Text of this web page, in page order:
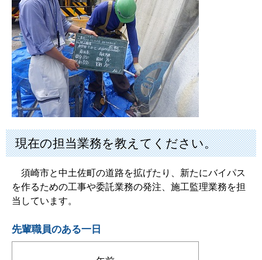
現在の担当業務を教えてください。
須崎市と中土佐町の道路を拡げたり、新たにバイパス
を作るための工事や委託業務の発注、施工監理業務を担
当しています。
先輩職員のある一日